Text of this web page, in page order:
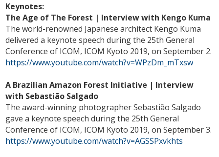
Keynotes:
The Age of The Forest | Interview with Kengo Kuma
The world-renowned Japanese architect Kengo Kuma
delivered a keynote speech during the 25th General
Conference of ICOM, ICOM Kyoto 2019, on September 2.
https://www.youtube.com/watch?v=WPzDm_mTxsw
A Brazilian Amazon Forest Initiative | Interview
with Sebastião Salgado
The award-winning photographer Sebastião Salgado
gave a keynote speech during the 25th General
Conference of ICOM, ICOM Kyoto 2019, on September 3.
https://www.youtube.com/watch?v=AGSSPxvkhts